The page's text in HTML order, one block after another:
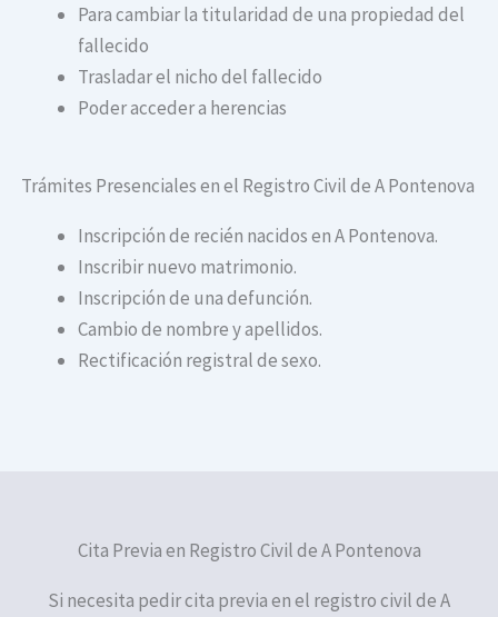
Para cambiar la titularidad de una propiedad del
fallecido
Trasladar el nicho del fallecido
Poder acceder a herencias
Trámites Presenciales en el Registro Civil de A Pontenova
Inscripción de recién nacidos en A Pontenova.
Inscribir nuevo matrimonio.
Inscripción de una defunción.
Cambio de nombre y apellidos.
Rectificación registral de sexo.
Cita Previa en Registro Civil de A Pontenova
Si necesita pedir cita previa en el registro civil de A